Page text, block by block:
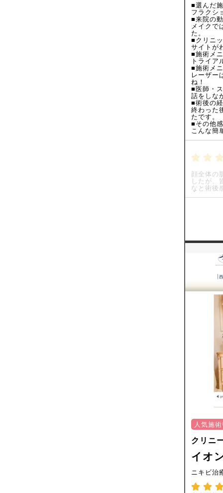
■選んだ
フラクシ
■来院の
メイクで
た。
■クリニ
サイトが
■施術メ
トライア
■施術メ
レーザー
ね！
■医師・
話をしな
■術後の
終わった
たです。
■その他
こんな簡
顔全体の
したが、
なと術後
人気施術
クリニ
イオ
ニキビ治